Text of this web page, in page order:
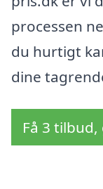
processen
du hurtigt
dine
Få 3